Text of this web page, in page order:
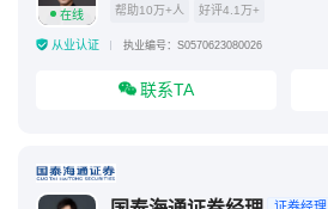
在线 帮助10万+人 好评4.1万+
从业认证 执业编号：S0570623080026
联系TA